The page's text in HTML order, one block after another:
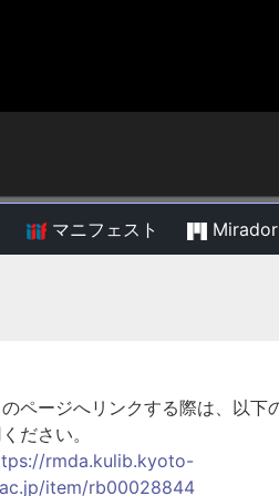
マニフェスト Mirador
ページへリンクする際は、以下
ださい。
rmda.kulib.kyoto-
item/rb00028844